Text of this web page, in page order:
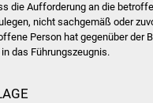
Ältere
die Aufforderung an die
nicht sachgemäß oder
Person hat gegenüber der
das Führungszeugnis.